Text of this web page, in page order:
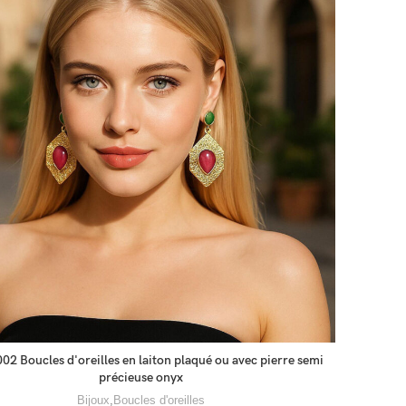
Boucles d'oreilles en laiton plaqué ou avec pierre semi
précieuse onyx
Bijoux, Boucles d'oreilles